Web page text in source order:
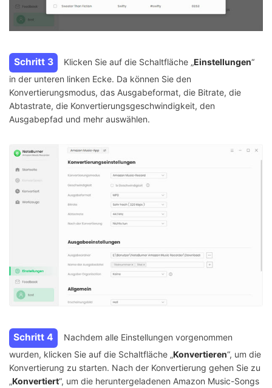
Schritt 3 Klicken Sie auf die Schaltfläche „Einstellungen“
in der unteren linken Ecke. Da können Sie den
Konvertierungsmodus, das Ausgabeformat, die Bitrate, die
Abtastrate, die Konvertierungsgeschwindigkeit, den
Ausgabepfad und mehr auswählen.
Schritt 4
Nachdem alle Einstellungen vorgenommen
wurden, klicken Sie auf die Schaltfläche „Konvertieren“, um die
Konvertierung zu starten. Nach der Konvertierung gehen Sie zu
„Konvertiert“, um die heruntergeladenen Amazon Music-Songs